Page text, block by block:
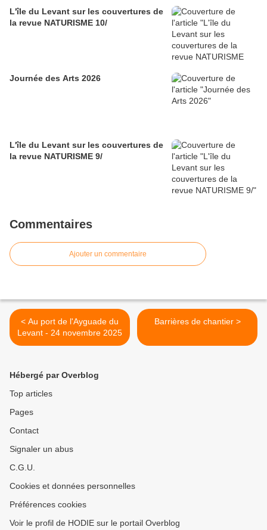
L'île du Levant sur les couvertures de
la revue NATURISME 10/
Journée des Arts 2026
L'île du Levant sur les couvertures de
la revue NATURISME 9/
Commentaires
Ajouter un commentaire
< Au port de l'Ayguade du
Levant - 24 novembre 2025
Barrières de chantier >
Hébergé par Overblog
Top articles
Pages
Contact
Signaler un abus
C.G.U.
Cookies et données personnelles
Préférences cookies
Voir le profil de HODIE sur le portail Overblog